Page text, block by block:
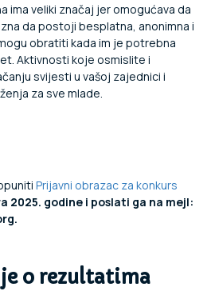
ima veliki značaj jer omogućava da
da postoji besplatna, anonimna i
obratiti kada im je potrebna
Aktivnosti koje osmislite i
svijesti u vašoj zajednici i
za sve mlade.
Prijavni obrazac za konkurs
2025. godine i poslati ga na mejl:
.
o rezultatima